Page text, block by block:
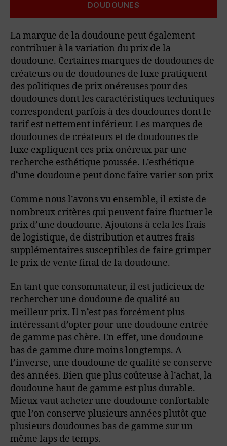
DOUDOUNES
La marque de la doudoune peut également
contribuer à la variation du prix de la
doudoune. Certaines marques de doudounes de
créateurs ou de doudounes de luxe pratiquent
des politiques de prix onéreuses pour des
doudounes dont les caractéristiques techniques
correspondent parfois à des doudounes dont le
tarif est nettement inférieur. Les marques de
doudounes de créateurs et de doudounes de
luxe expliquent ces prix onéreux par une
recherche esthétique poussée. L’esthétique
d’une doudoune peut donc faire varier son prix
Comme nous l’avons vu ensemble, il existe de
nombreux critères qui peuvent faire fluctuer le
prix d’une doudoune. Ajoutons à cela les frais
de logistique, de distribution et autres frais
supplémentaires susceptibles de faire grimper
le prix de vente final de la doudoune.
En tant que consommateur, il est judicieux de
rechercher une doudoune de qualité au
meilleur prix. Il n’est pas forcément plus
intéressant d’opter pour une doudoune entrée
de gamme pas chère. En effet, une doudoune
bas de gamme dure moins longtemps. A
l’inverse, une doudoune de qualité se conserve
des années. Bien que plus coûteuse à l’achat, la
doudoune haut de gamme est plus durable.
Mieux vaut acheter une doudoune confortable
que l’on conserve plusieurs années plutôt que
plusieurs doudounes bas de gamme sur un
même laps de temps.